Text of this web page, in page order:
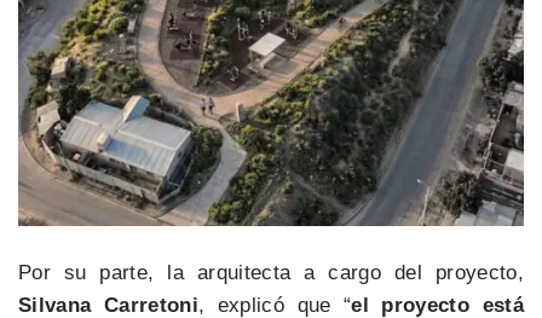
Por su parte, la arquitecta a cargo del proyecto,
Silvana Carretoni, explicó que “el proyecto está